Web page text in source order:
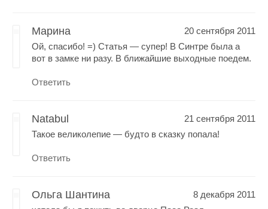
Марина
20 сентября 2011
Ой, спасибо! =) Статья — супер! В Синтре была а
вот в замке ни разу. В ближайшие выходные поедем.
Ответить
Natabul
21 сентября 2011
Такое великолепие — будто в сказку попала!
Ответить
Ольга Шантина
8 декабря 2011